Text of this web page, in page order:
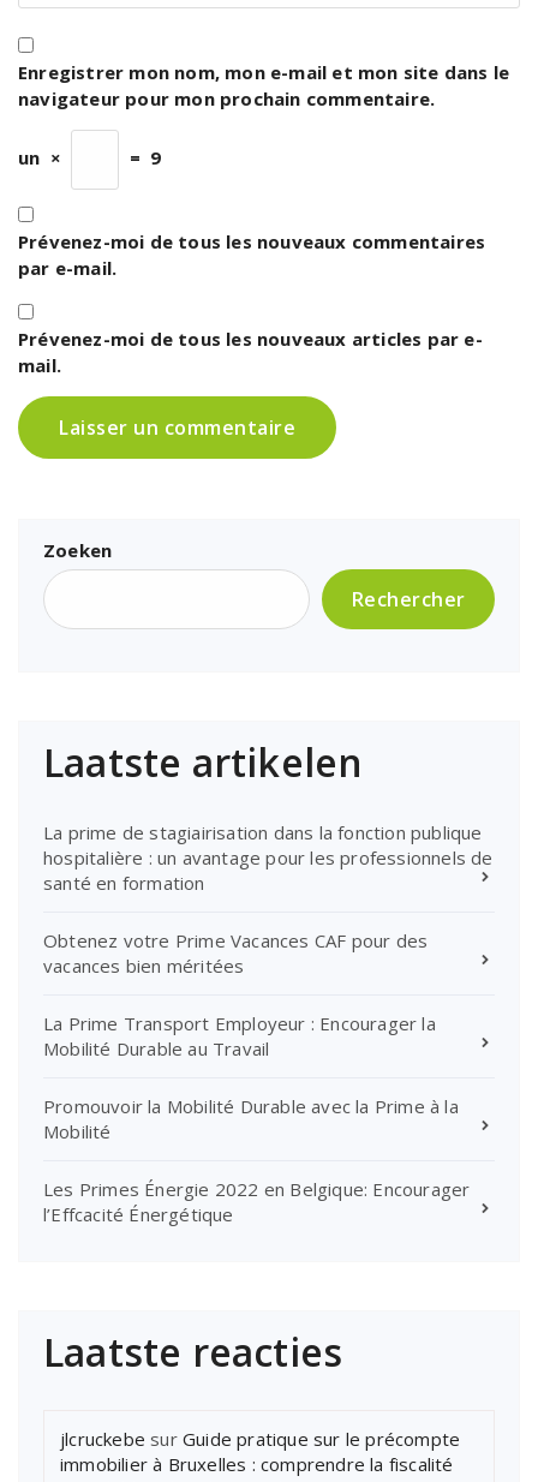
Enregistrer mon nom, mon e-mail et mon site dans le
navigateur pour mon prochain commentaire.
un × = 9
Prévenez-moi de tous les nouveaux commentaires
par e-mail.
Prévenez-moi de tous les nouveaux articles par e-
mail.
Zoeken
Rechercher
Laatste artikelen
La prime de stagiairisation dans la fonction publique
hospitalière : un avantage pour les professionnels de
santé en formation
Obtenez votre Prime Vacances CAF pour des
vacances bien méritées
La Prime Transport Employeur : Encourager la
Mobilité Durable au Travail
Promouvoir la Mobilité Durable avec la Prime à la
Mobilité
Les Primes Énergie 2022 en Belgique: Encourager
l’Effcacité Énergétique
Laatste reacties
jlcruckebe sur Guide pratique sur le précompte
immobilier à Bruxelles : comprendre la fiscalité